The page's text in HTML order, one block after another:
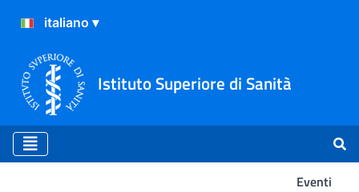
Istituto Superiore di Sanità
Eventi